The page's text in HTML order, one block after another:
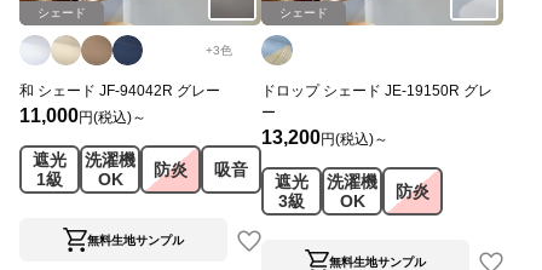
シェード
+3色
和 シェード JF-94042R グレー
11,000円(税込)～
遮光
1級
洗濯機
OK
防炎 吸音
無料生地サンプル
シェード
ドロップ シェード JE-19150R グレ
ー
13,200円(税込)～
遮光
3級
洗濯機
OK
防炎
無料生地サンプル